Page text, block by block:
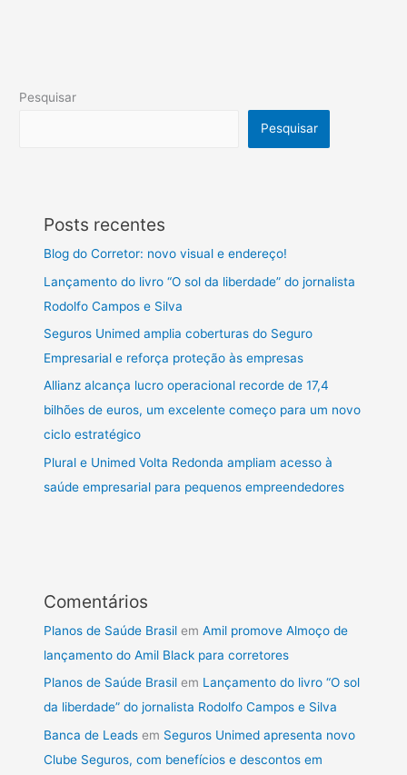
Pesquisar
Pesquisar
Posts recentes
Blog do Corretor: novo visual e endereço!
Lançamento do livro “O sol da liberdade” do jornalista
Rodolfo Campos e Silva
Seguros Unimed amplia coberturas do Seguro
Empresarial e reforça proteção às empresas
Allianz alcança lucro operacional recorde de 17,4
bilhões de euros, um excelente começo para um novo
ciclo estratégico
Plural e Unimed Volta Redonda ampliam acesso à
saúde empresarial para pequenos empreendedores
Comentários
Planos de Saúde Brasil emAmil promove Almoço de
lançamento do Amil Black para corretores
Planos de Saúde Brasil em Lançamento do livro “O sol
da liberdade” do jornalista Rodolfo Campos e Silva
Banca de Leads em Seguros Unimed apresenta novo
Clube Seguros, com benefícios e descontos em